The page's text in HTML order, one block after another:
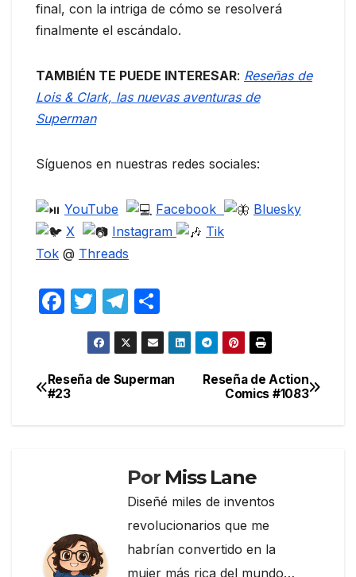
final, con la intriga de cómo se resolverá
finalmente el escándalo.
TAMBIÉN TE PUEDE INTERESAR: Reseñas de
Lois & Clark, las nuevas aventuras de
Superman
Síguenos en nuestras redes sociales:
YouTube Facebook
Bluesky
X
Instagram
Tik
Tok @ Threads
F
e
b
T
w
itt
er
T
el
e
gr
o
m
p
Navegación
Reseña de Action
Comics #1083
Reseña de Superman
#23
Por Miss Lane
Diseñé miles de inventos
revolucionarios que me
habrían convertido en la
mujer más rica del mundo…